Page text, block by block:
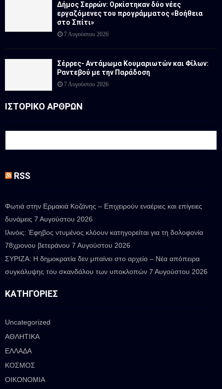
Δήμος Σερρών: Ορκίστηκαν δύο νέες
εργαζόμενες του προγράμματος «Βοήθεια
στο Σπίτι»
7 Αυγούστου 2026
Σέρρες- Αντάμωμα Κουμαριωτών και Φίλων:
Ραντεβού με την Παράδοση
7 Αυγούστου 2026
ΙΣΤΟΡΙΚΟ ΑΡΘΡΩΝ
RSS
Φωτιά στην Ερμακιά Κοζάνης – Επιχειρούν εναέριες και επίγειες
δυνάμεις 7 Αυγούστου 2026
Ιλινόις: Έφηβος ντυμένος κλόουν κατηγορείται για τη δολοφονία
78χρονου βετεράνου 7 Αυγούστου 2026
ΣΥΡΙΖΑ: Η δημοκρατία δεν μπαίνει στο αρχείο – Νέα απόπειρα
συγκάλυψης του σκανδάλου των υποκλοπών 7 Αυγούστου 2026
ΚΑΤΗΓΟΡΊΕΣ
Uncategorized
ΑΘΛΗΤΙΚΑ
ΕΛΛΑΔΑ
ΚΟΣΜΟΣ
ΟΙΚΟΝΟΜΙΑ